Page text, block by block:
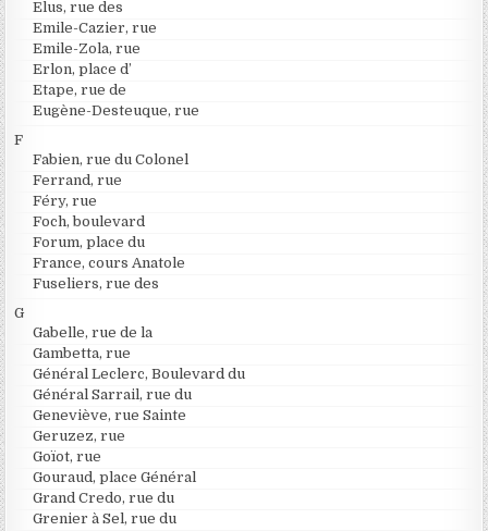
Elus, rue des
Emile-Cazier, rue
Emile-Zola, rue
Erlon, place d’
Etape, rue de
Eugène-Desteuque, rue
F
Fabien, rue du Colonel
Ferrand, rue
Féry, rue
Foch, boulevard
Forum, place du
France, cours Anatole
Fuseliers, rue des
G
Gabelle, rue de la
Gambetta, rue
Général Leclerc, Boulevard du
Général Sarrail, rue du
Geneviève, rue Sainte
Geruzez, rue
Goïot, rue
Gouraud, place Général
Grand Credo, rue du
Grenier à Sel, rue du